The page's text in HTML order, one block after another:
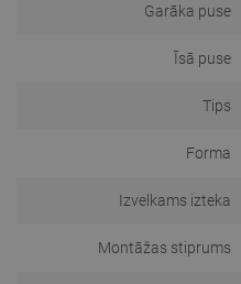
Garāka puse
Īsā puse
Tips
Forma
Izvelkams izteka
Montāžas stiprums